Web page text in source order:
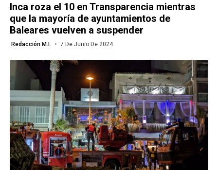
Inca roza el 10 en Transparencia mientras
que la mayoría de ayuntamientos de
Baleares vuelven a suspender
Redacción M.I. 7 De Junio De 2024